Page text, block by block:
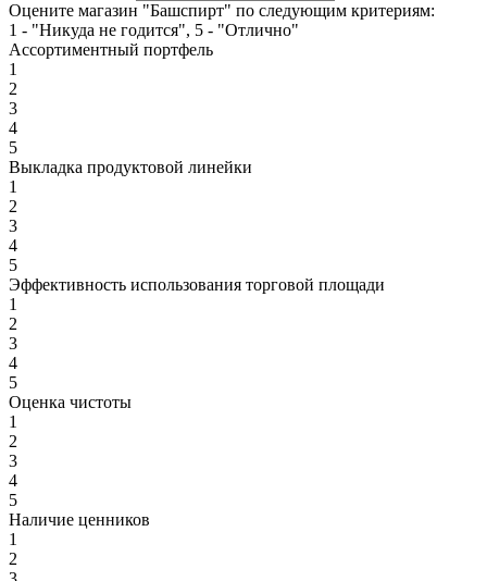
Оцените магазин "Башспирт" по следующим критериям:
1 - "Никуда не годится", 5 - "Отлично"
Ассортиментный портфель
1
2
3
4
5
Выкладка продуктовой линейки
1
2
3
4
5
Эффективность использования торговой площади
1
2
3
4
5
Оценка чистоты
1
2
3
4
5
Наличие ценников
1
2